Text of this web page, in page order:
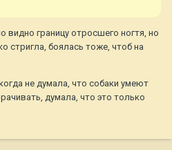
видно границу отросшего ногтя, но
стригла, боялась тоже, чтоб на
не думала, что собаки умеют
думала, что это только